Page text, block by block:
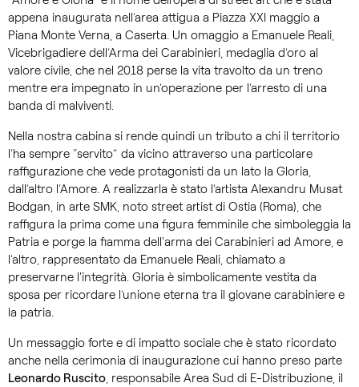
appena inaugurata nell’area attigua a Piazza XXI maggio a
Piana Monte Verna, a Caserta. Un omaggio a Emanuele Reali,
Vicebrigadiere dell’Arma dei Carabinieri, medaglia d’oro al
valore civile, che nel 2018 perse la vita travolto da un treno
mentre era impegnato in un’operazione per l’arresto di una
banda di malviventi.
Nella nostra cabina si rende quindi un tributo a chi il territorio
l’ha sempre “servito” da vicino attraverso una particolare
raffigurazione che vede protagonisti da un lato la Gloria,
dall’altro l’Amore. A realizzarla è stato l’artista Alexandru Musat
Bodgan, in arte SMK, noto street artist di Ostia (Roma), che
raffigura la prima come una figura femminile che simboleggia la
Patria e porge la fiamma dell'arma dei Carabinieri ad Amore, e
l’altro, rappresentato da Emanuele Reali, chiamato a
preservarne l'integrità. Gloria è simbolicamente vestita da
sposa per ricordare l’unione eterna tra il giovane carabiniere e
la patria.
Un messaggio forte e di impatto sociale che è stato ricordato
anche nella cerimonia di inaugurazione cui hanno preso parte
Leonardo Ruscito, responsabile Area Sud di E-Distribuzione, il